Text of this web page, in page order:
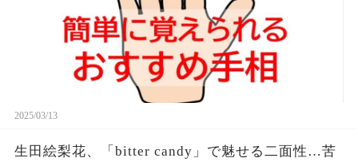
2025/03/13
生田絵梨花、「bitter candy」で魅せる二面性…苦